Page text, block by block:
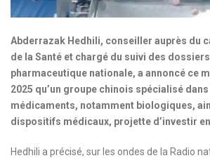
Abderrazak Hedhili, conseiller auprès du
de la Santé et chargé du suivi des
pharmaceutique nationale, a annoncé ce
2025 qu’un groupe chinois spécialisé
médicaments, notamment biologiques,
dispositifs médicaux, projette d’investir
Hedhili a précisé, sur les ondes de la Radio